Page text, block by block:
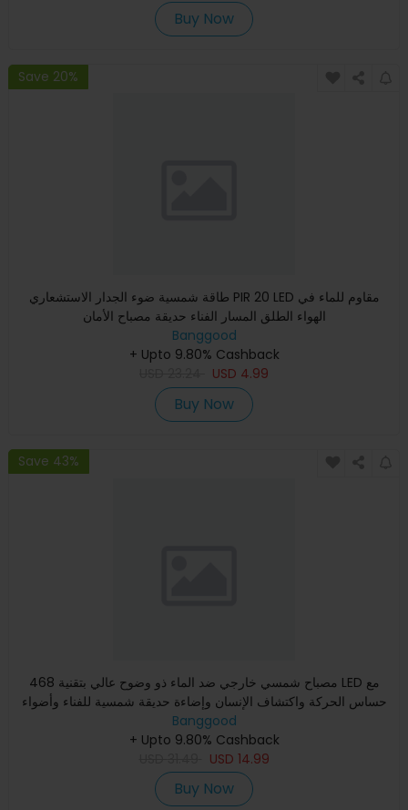
Buy Now
Save 20%
طاقة شمسية ضوء الجدار الاستشعاري PIR 20 LED مقاوم للماء في
الهواء الطلق المسار الفناء حديقة مصباح الأمان
Banggood
+ Upto 9.80% Cashback
USD 4.99
Buy Now
Save 43%
468 مصباح شمسي خارجي ضد الماء ذو وضوح عالي بتقنية LED مع
حساس الحركة واكتشاف الإنسان وإضاءة حديقة شمسية للفناء وأضواء
ال
Banggood
+ Upto 9.80% Cashback
USD 14.99
Buy Now